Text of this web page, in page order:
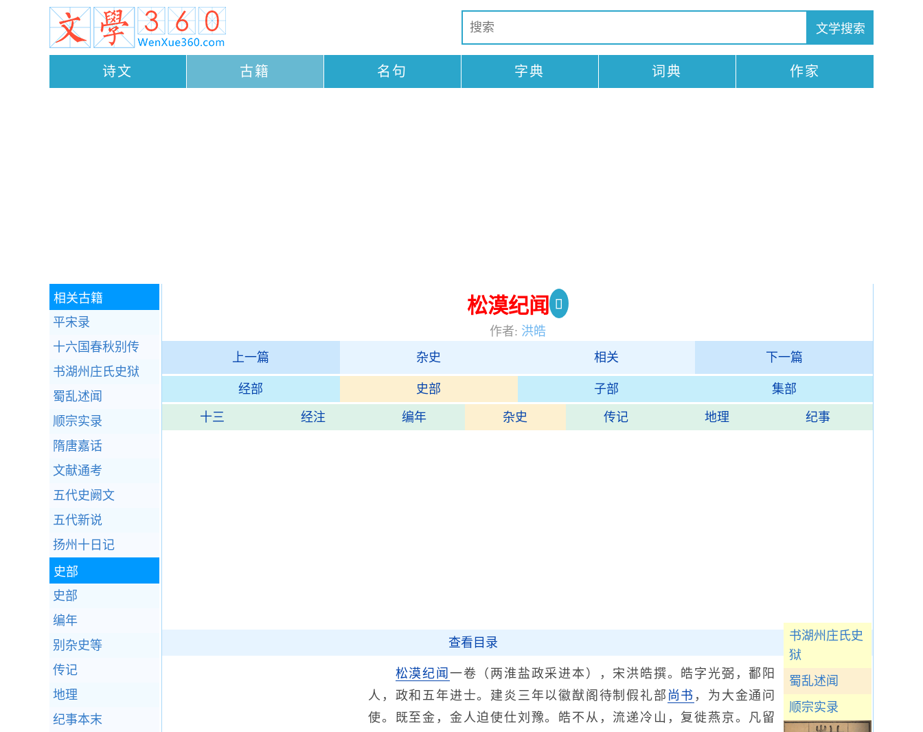
诗文 古籍 名句 字典 词典 作家
松漠纪闻
作者: 洪皓
上一篇
杂史 相关 下一篇
经部 史部 子部 集部
十三 经注 编年 杂史 传记 地理 纪事
书湖州庄氏史
狱
蜀乱述闻
顺宗实录
查看目录
松漠纪闻 一卷（两淮盐政采进本），宋洪皓撰。皓字光弼，鄱阳
人，政和五年进士。建炎三年以徽猷阁待制假礼部 尚书 ，为大金通问
使。既至金，金人迫使仕刘豫。皓不从，流递冷山，复徙燕京。凡留
相关古籍
平宋录
十六国春秋别传
书湖州庄氏史狱
蜀乱述闻
顺宗实录
隋唐嘉话
文献通考
五代史阙文
五代新说
扬州十日记
史部
史部
编年
别杂史等
传记
地理
纪事本末